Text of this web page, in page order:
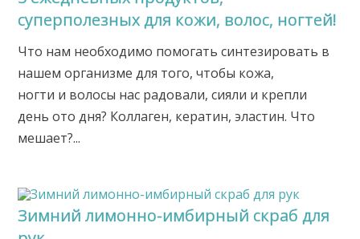
суперполезных для кожи, волос, ногтей!
Что нам необходимо помогать синтезировать в
нашем организме для того, чтобы кожа,
ногти и волосы нас радовали, сияли и крепли
день ото дня? Коллаген, кератин, эластин. Что
мешает?...
Зимний лимонно-имбирный скраб для